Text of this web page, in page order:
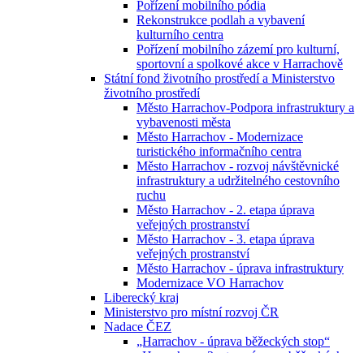
Pořízení mobilního pódia
Rekonstrukce podlah a vybavení
kulturního centra
Pořízení mobilního zázemí pro kulturní,
sportovní a spolkové akce v Harrachově
Státní fond životního prostředí a Ministerstvo
životního prostředí
Město Harrachov-Podpora infrastruktury a
vybavenosti města
Město Harrachov - Modernizace
turistického informačního centra
Město Harrachov - rozvoj návštěvnické
infrastruktury a udržitelného cestovního
ruchu
Město Harrachov - 2. etapa úprava
veřejných prostranství
Město Harrachov - 3. etapa úprava
veřejných prostranství
Město Harrachov - úprava infrastruktury
Modernizace VO Harrachov
Liberecký kraj
Ministerstvo pro místní rozvoj ČR
Nadace ČEZ
„Harrachov - úprava běžeckých stop“